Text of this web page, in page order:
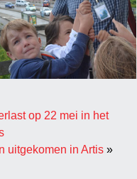
op 22 mei in het
uitgekomen in Artis»